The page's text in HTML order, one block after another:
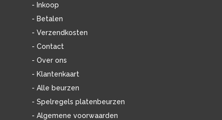
- Inkoop
- Betalen
- Verzendkosten
- Contact
- Over ons
- Klantenkaart
- Alle beurzen
- Spelregels platenbeurzen
- Algemene voorwaarden